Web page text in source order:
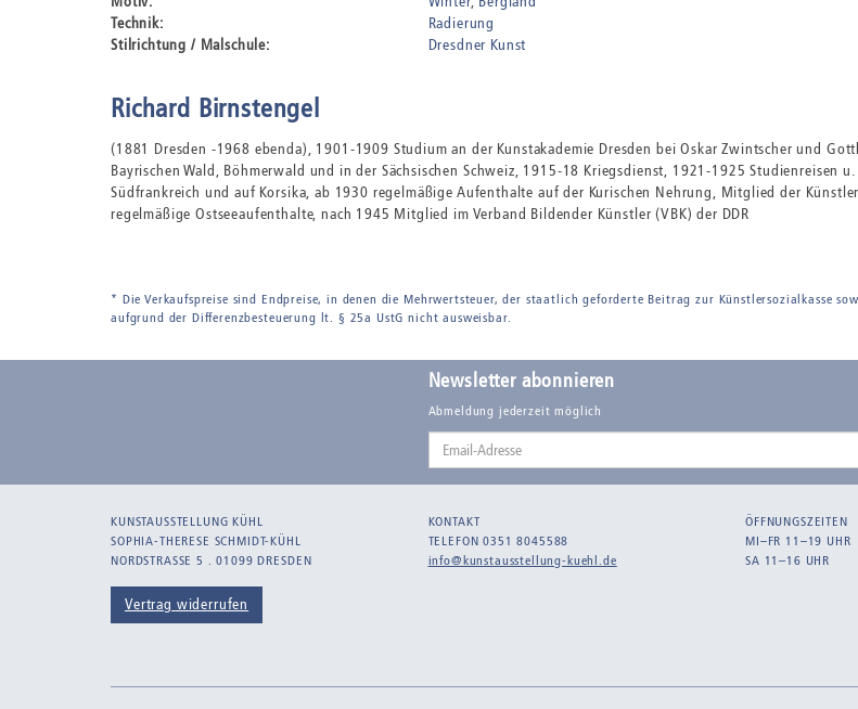
Technik:
Radierung
Stilrichtung / Malschule:
Dresdner Kunst
Richard Birnstengel
(1881 Dresden -1968 ebenda), 1901-1909 Studium an der Kunstakademie Dresden bei Oskar Zwintscher und
Bayrischen Wald, Böhmerwald und in der Sächsischen Schweiz, 1915-18 Kriegsdienst, 1921-1925
Südfrankreich und auf Korsika, ab 1930 regelmäßige Aufenthalte auf der Kurischen Nehrung, Mitglied der
regelmäßige Ostseeaufenthalte, nach 1945 Mitglied im Verband Bildender Künstler (VBK) der DDR
* Die Verkaufspreise sind Endpreise, in denen die Mehrwertsteuer, der staatlich geforderte Beitrag zur Künstlersozialkasse
aufgrund der Differenzbesteuerung lt. § 25a UstG nicht ausweisbar.
Newsletter abonnieren
Abmeldung jederzeit möglich
Email-
KUNSTAUSSTELLUNG KÜHL
SOPHIA-THERESE SCHMIDT-KÜHL
NORDSTRASSE 5 . 01099 DRESDEN
Vertrag widerrufen
KONTAKT
TELEFON 0351 8045588
info@kunstausstellung-kuehl.de
ÖFFNUNGSZEITEN
MI–FR 11–19 UHR
SA 11–16 UHR